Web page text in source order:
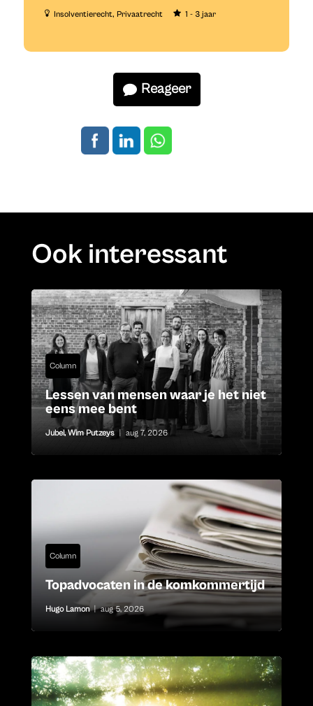
Insolventierecht Privaatrecht 1 - 3 jaar
Reageer
Ook interessant
Column
Lessen van mensen waar je het niet
eens mee bent
Jubel,Wim Putzeys | aug 7, 2026
Column
Topadvocaten in de komkommertijd
Hugo Lamon | aug 5, 2026